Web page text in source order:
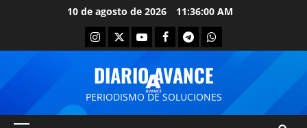
10 de agosto de 2026 11:36:00 AM
DIARIO AVANCE
PERIODISMO DE SOLUCIONES